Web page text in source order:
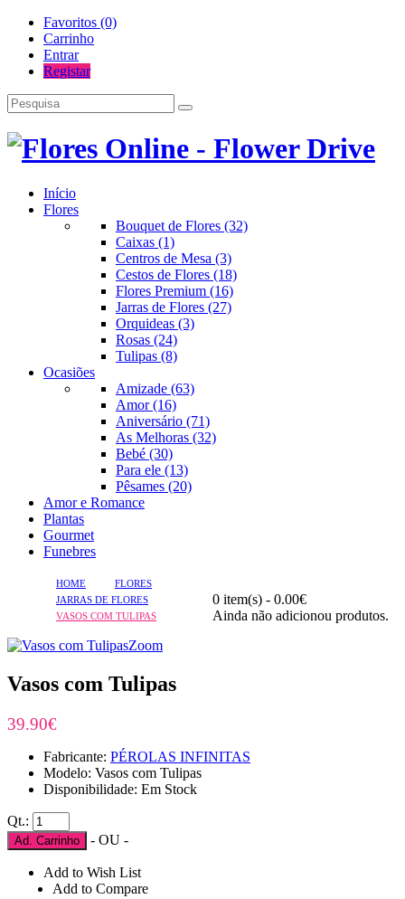
Favoritos (0)
Carrinho
Entrar
Registar
Início
Flores
Bouquet de Flores (32)
Caixas (1)
Centros de Mesa (3)
Cestos de Flores (18)
Flores Premium (16)
Jarras de Flores (27)
Orquideas (3)
Rosas (24)
Tulipas (8)
Ocasiões
Amizade (63)
Amor (16)
Aniversário (71)
As Melhoras (32)
Bebé (30)
Para ele (13)
Pêsames (20)
Amor e Romance
Plantas
Gourmet
Funebres
0 item(s) - 0.00€
Ainda não adicionou produtos.
HOME
FLORES
JARRAS DE FLORES
VASOS COM TULIPAS
Zoom
Vasos com Tulipas
39.90€
Fabricante: PÉROLAS INFINITAS
Modelo: Vasos com Tulipas
Disponibilidade: Em Stock
Qt.:
Ad. Carrinho - OU -
Add to Wish List
Add to Compare